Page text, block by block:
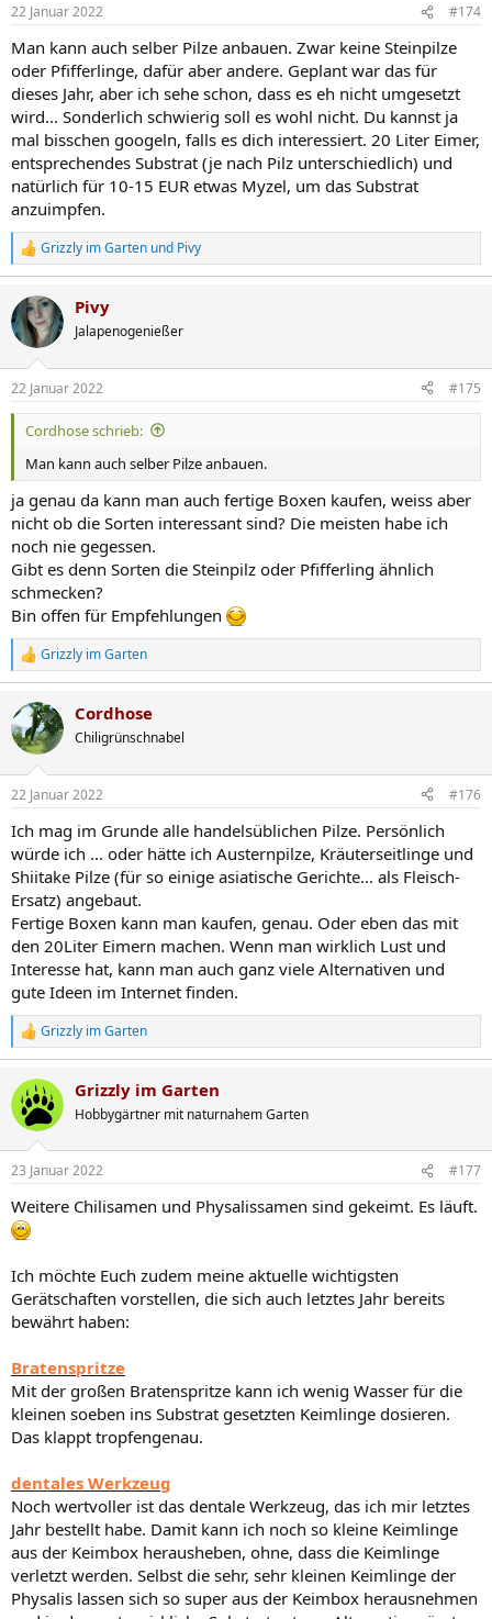
e
:
22 Januar 2022 #174
Man kann auch selber Pilze anbauen. Zwar keine Steinpilze
oder Pfifferlinge, dafür aber andere. Geplant war das für
dieses Jahr, aber ich sehe schon, dass es eh nicht umgesetzt
wird... Sonderlich schwierig soll es wohl nicht. Du kannst ja
mal bisschen googeln, falls es dich interessiert. 20 Liter Eimer,
entsprechendes Substrat (je nach Pilz unterschiedlich) und
natürlich für 10-15 EUR etwas Myzel, um das Substrat
anzuimpfen.
R
e
k
t
i
e
n
Grizzly im Garten und Pivy
Pivy
Jalapenogenießer
22 Januar 2022 #175
Cordhose schrieb:
Man kann auch selber Pilze anbauen.
ja genau da kann man auch fertige Boxen kaufen, weiss aber
nicht ob die Sorten interessant sind? Die meisten habe ich
noch nie gegessen.
Gibt es denn Sorten die Steinpilz oder Pfifferling ähnlich
schmecken?
Bin offen für Empfehlungen
R
e
k
t
i
e
:
Grizzly im Garten
Cordhose
Chiligrünschnabel
22 Januar 2022 #176
Ich mag im Grunde alle handelsüblichen Pilze. Persönlich
würde ich ... oder hätte ich Austernpilze, Kräuterseitlinge und
Shiitake Pilze (für so einige asiatische Gerichte... als Fleisch-
Ersatz) angebaut.
Fertige Boxen kann man kaufen, genau. Oder eben das mit
den 20Liter Eimern machen. Wenn man wirklich Lust und
Interesse hat, kann man auch ganz viele Alternativen und
gute Ideen im Internet finden.
R
e
k
t
i
e
:
Grizzly im Garten
Grizzly im Garten
Hobbygärtner mit naturnahem Garten
23 Januar 2022 #177
Weitere Chilisamen und Physalissamen sind gekeimt. Es läuft.
Ich möchte Euch zudem meine aktuelle wichtigsten
Gerätschaften vorstellen, die sich auch letztes Jahr bereits
bewährt haben:
Bratenspritze
Mit der großen Bratenspritze kann ich wenig Wasser für die
kleinen soeben ins Substrat gesetzten Keimlinge dosieren.
Das klappt tropfengenau.
dentales Werkzeug
Noch wertvoller ist das dentale Werkzeug, das ich mir letztes
Jahr bestellt habe. Damit kann ich noch so kleine Keimlinge
aus der Keimbox herausheben, ohne, dass die Keimlinge
verletzt werden. Selbst die sehr, sehr kleinen Keimlinge der
Physalis lassen sich so super aus der Keimbox herausnehmen